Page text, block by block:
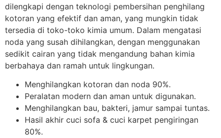
dilengkapi dengan teknologi pembersihan penghilang
kotoran yang efektif dan aman, yang mungkin tidak
tersedia di toko-toko kimia umum. Dalam mengatasi
noda yang susah dihilangkan, dengan menggunakan
sedikit cairan yang tidak mengandung bahan kimia
berbahaya dan ramah untuk lingkungan.
Menghilangkan kotoran dan noda 90%.
Peralatan modern dan aman untuk digunakan.
Menghilangkan bau, bakteri, jamur sampai tuntas.
Hasil akhir cuci sofa & cuci karpet pengiringan
80%.